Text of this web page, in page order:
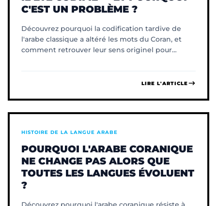
C'EST UN PROBLÈME ?
Découvrez pourquoi la codification tardive de
l'arabe classique a altéré les mots du Coran, et
comment retrouver leur sens originel pour
LIRE L'ARTICLE
HISTOIRE DE LA LANGUE ARABE
POURQUOI L'ARABE CORANIQUE
NE CHANGE PAS ALORS QUE
TOUTES LES LANGUES ÉVOLUENT
?